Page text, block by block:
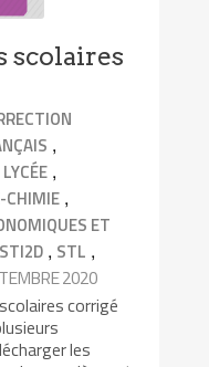
scolaires
,
LYCÉE ,
CHIMIE ,
ET
STI2D , STL ,
2020
corrigé
les